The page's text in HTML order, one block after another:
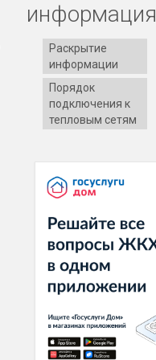
информация
Раскрытие
информации
Порядок
подключения к
тепловым сетям